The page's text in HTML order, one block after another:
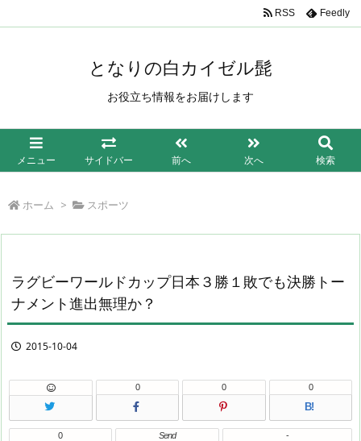
となりの白カイゼル髭
お役立ち情報をお届けします
メニュー サイドバー 前へ 次へ 検索
RSS Feedly
ホーム > スポーツ
ラグビーワールドカップ日本３勝１敗でも決勝トー
ナメント進出無理か？
2015-10-04
0 0
B!
0
0 Send -